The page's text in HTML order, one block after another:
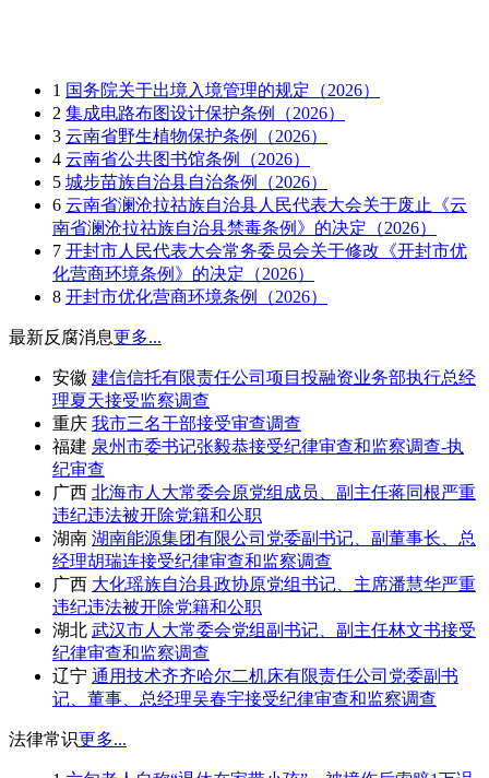
1 国务院关于出境入境管理的规定（2026）
2 集成电路布图设计保护条例（2026）
3 云南省野生植物保护条例（2026）
4 云南省公共图书馆条例（2026）
5 城步苗族自治县自治条例（2026）
6 云南省澜沧拉祜族自治县人民代表大会关于废止《云
南省澜沧拉祜族自治县禁毒条例》的决定（2026）
7 开封市人民代表大会常务委员会关于修改《开封市优
化营商环境条例》的决定（2026）
8 开封市优化营商环境条例（2026）
最新反腐消息更多...
安徽 建信信托有限责任公司项目投融资业务部执行总经
理夏天接受监察调查
重庆 我市三名干部接受审查调查
福建 泉州市委书记张毅恭接受纪律审查和监察调查-执
纪审查
广西 北海市人大常委会原党组成员、副主任蒋同根严重
违纪违法被开除党籍和公职
湖南 湖南能源集团有限公司党委副书记、副董事长、总
经理胡瑞连接受纪律审查和监察调查
广西 大化瑶族自治县政协原党组书记、主席潘慧华严重
违纪违法被开除党籍和公职
湖北 武汉市人大常委会党组副书记、副主任林文书接受
纪律审查和监察调查
辽宁 通用技术齐齐哈尔二机床有限责任公司党委副书
记、董事、总经理吴春宇接受纪律审查和监察调查
法律常识更多...